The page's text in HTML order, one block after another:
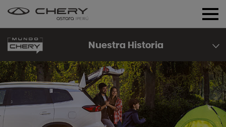
Nuestra Historia